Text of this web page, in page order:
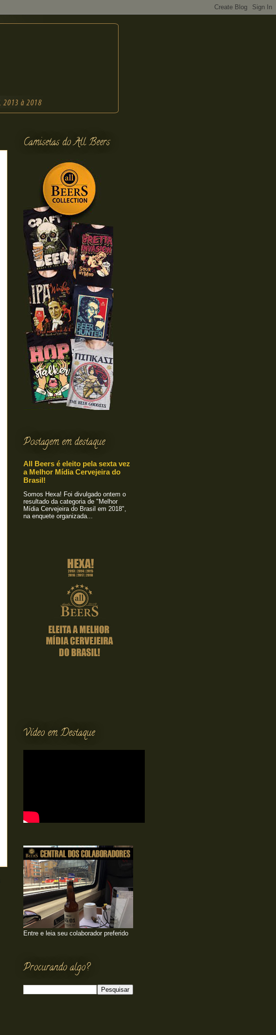
Camisetas do All Beers
Postagem em destaque
All Beers é eleito pela sexta vez
a Melhor Mídia Cervejeira do
Brasil!
Somos Hexa! Foi divulgado ontem o
resultado da categoria de "Melhor
Mídia Cervejeira do Brasil em 2018",
na enquete organizada...
Vídeo em Destaque
Entre e leia seu colaborador preferido
Procurando algo?